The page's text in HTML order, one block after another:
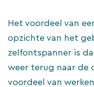
Het voordeel van
opzichte van het
zelfontspanner is
weer terug naar de
voordeel van